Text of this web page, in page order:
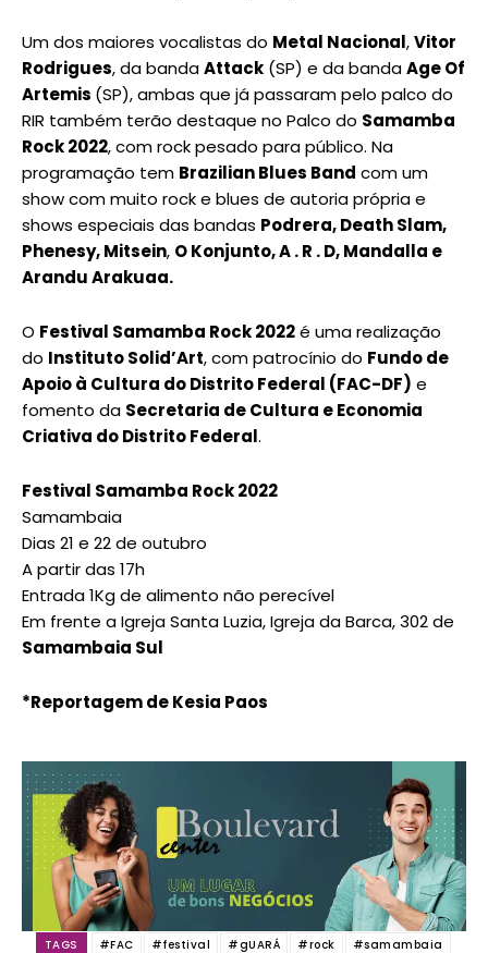
Um dos maiores vocalistas do Metal Nacional,Vitor
Rodrigues, da bandaAttack (SP) e da bandaAge Of
Artemis (SP), ambas que já passaram pelo palco do
RIR também terão destaque no Palco do Samamba
Rock 2022, com rock pesado para público. Na
programação tem Brazilian Blues Band com um
show com muito rock e blues de autoria própria e
shows especiais das bandas Podrera, Death Slam,
Phenesy, Mitsein, O Konjunto, A . R . D, Mandalla e
Arandu Arakuaa.
O Festival Samamba Rock 2022é uma realização
do Instituto Solid’Art, com patrocínio do Fundo de
Apoio à Cultura do Distrito Federal (FAC-DF) e
fomento da Secretaria de Cultura e Economia
Criativa do Distrito Federal.
Festival Samamba Rock 2022
Samambaia
Dias 21 e 22 de outubro
A partir das 17h
Entrada 1Kg de alimento não perecível
Em frente a Igreja Santa Luzia, Igreja da Barca, 302 de
Samambaia Sul
*Reportagem de Kesia Paos
TAGS #FAC #festival #gUARÁ #rock #samambaia